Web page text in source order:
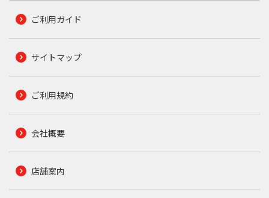
ご利用ガイド
サイトマップ
ご利用規約
会社概要
店舗案内